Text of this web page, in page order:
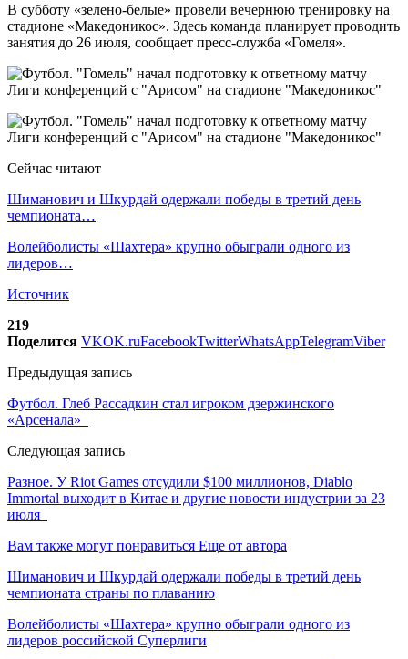
В субботу «зелено-белые» провели вечернюю тренировку на
стадионе «Македоникос». Здесь команда планирует проводить
занятия до 26 июля, сообщает пресс-служба «Гомеля».
Сейчас читают
Шиманович и Шкурдай одержали победы в третий день
чемпионата…
Волейболисты «Шахтера» крупно обыграли одного из
лидеров…
Источник
219
Поделится VKOK.ruFacebookTwitterWhatsAppTelegramViber
Предыдущая запись
Футбол. Глеб Рассадкин стал игроком дзержинского
«Арсенала»
Следующая запись
Разное. У Riot Games отсудили $100 миллионов, Diablo
Immortal выходит в Китае и другие новости индустрии за 23
июля
Вам также могут понравиться Еще от автора
Шиманович и Шкурдай одержали победы в третий день
чемпионата страны по плаванию
Волейболисты «Шахтера» крупно обыграли одного из
лидеров российской Суперлиги